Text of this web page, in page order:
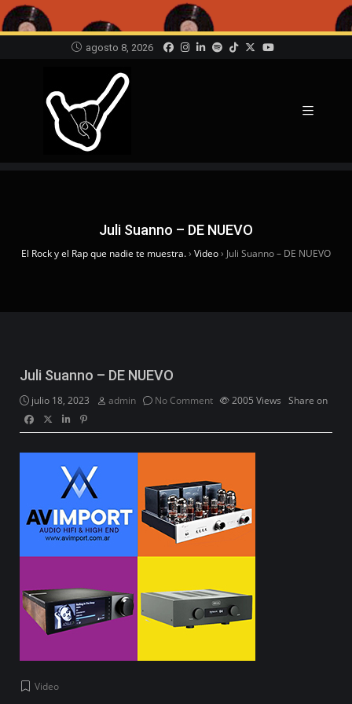
agosto 8, 2026
Juli Suanno – DE NUEVO
El Rock y el Rap que nadie te muestra.› Video› Juli Suanno – DE NUEVO
Juli Suanno – DE NUEVO
julio 18, 2023 admin No Comment 2005 Views Share on
Video